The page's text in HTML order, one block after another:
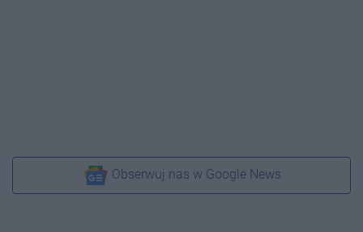
Obserwuj nas w Google News